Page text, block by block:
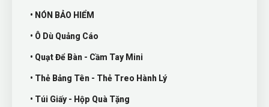
• NÓN BẢO HIỂM
• Ô Dù Quảng Cáo
• Quạt Để Bàn - Cầm Tay Mini
• Thẻ Bảng Tên - Thẻ Treo Hành Lý
• Túi Giấy - Hộp Quà Tặng